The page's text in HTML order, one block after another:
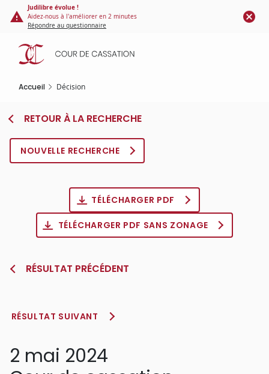
Panneau de gestion des cookies
contenu
principal
Judilibre évolue !
Aidez-nous à l'améliorer en 2 minutes
Répondre au questionnaire
Accueil Décision
RETOUR À LA RECHERCHE
NOUVELLE RECHERCHE
TÉLÉCHARGER PDF
TÉLÉCHARGER PDF SANS ZONAGE
RÉSULTAT PRÉCÉDENT
RÉSULTAT SUIVANT
2 mai 2024